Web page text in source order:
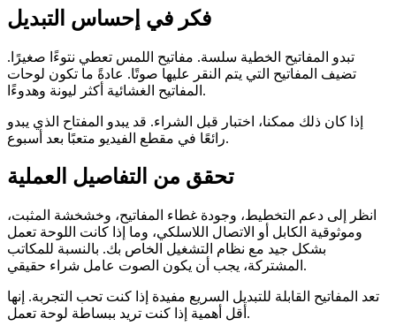
فكر في إحساس التبديل
تبدو المفاتيح الخطية سلسة. مفاتيح اللمس تعطي نتوءًا صغيرًا.
تضيف المفاتيح التي يتم النقر عليها صوتًا. عادةً ما تكون لوحات
المفاتيح الغشائية أكثر ليونة وهدوءًا.
إذا كان ذلك ممكنا، اختبار قبل الشراء. قد يبدو المفتاح الذي يبدو
رائعًا في مقطع الفيديو متعبًا بعد أسبوع.
تحقق من التفاصيل العملية
انظر إلى دعم التخطيط، وجودة غطاء المفاتيح، وخشخشة المثبت،
وموثوقية الكابل أو الاتصال اللاسلكي، وما إذا كانت اللوحة تعمل
بشكل جيد مع نظام التشغيل الخاص بك. بالنسبة للمكاتب
المشتركة، يجب أن يكون الصوت عامل شراء حقيقي.
تعد المفاتيح القابلة للتبديل السريع مفيدة إذا كنت تحب التجربة. إنها
أقل أهمية إذا كنت تريد ببساطة لوحة تعمل.